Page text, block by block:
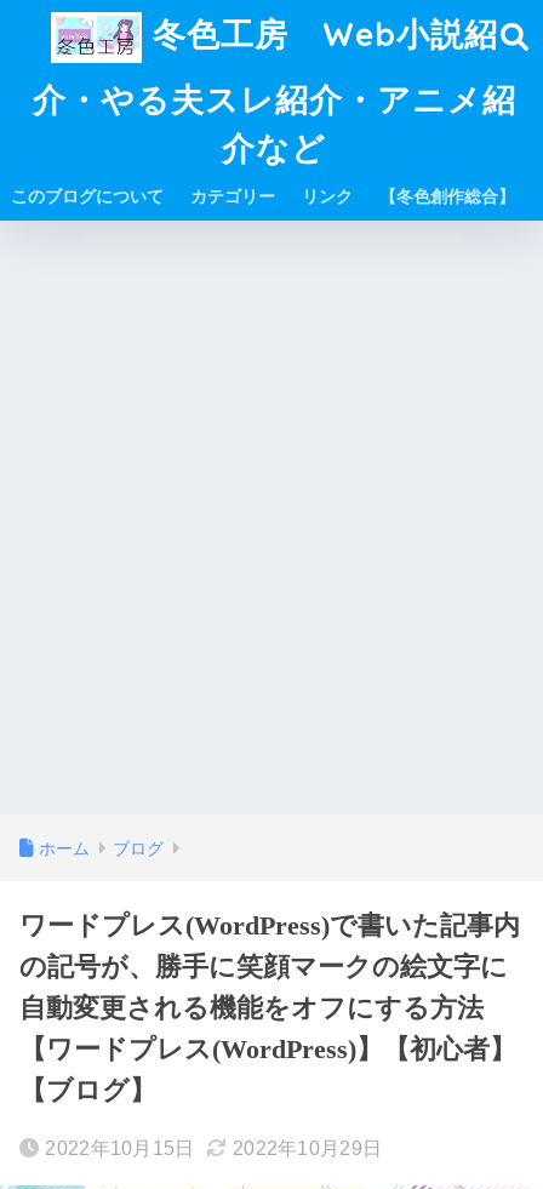
冬色工房 Web小説紹
介・やる夫スレ紹介・アニメ紹
介など
このブログについて カテゴリー リンク 【冬色創作総合】
ホーム ブログ
ワードプレス(WordPress)で書いた記事内
の記号が、勝手に笑顔マークの絵文字に
自動変更される機能をオフにする方法
【ワードプレス(WordPress)】【初心者】
【ブログ】
2022年10月15日 2022年10月29日